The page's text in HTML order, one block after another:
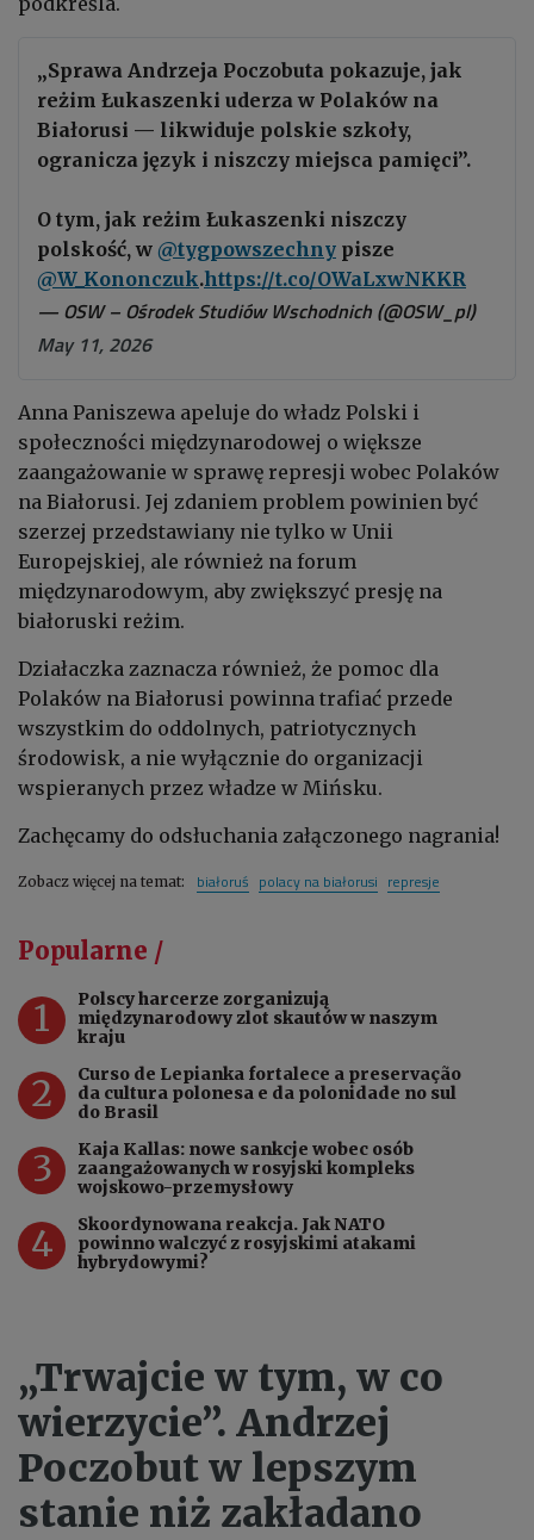
„Sprawa Andrzeja Poczobuta pokazuje, jak
reżim Łukaszenki uderza w Polaków na
Białorusi — likwiduje polskie szkoły,
ogranicza język i niszczy miejsca pamięci”.
O tym, jak reżim Łukaszenki niszczy
polskość, w @tygpowszechny pisze
@W_Kononczuk.https://t.co/OWaLxwNKKR
— OSW – Ośrodek Studiów Wschodnich (@OSW_pl)
May 11, 2026
Anna Paniszewa apeluje do władz Polski i
społeczności międzynarodowej o większe
zaangażowanie w sprawę represji wobec Polaków
na Białorusi. Jej zdaniem problem powinien być
szerzej przedstawiany nie tylko w Unii
Europejskiej, ale również na forum
międzynarodowym, aby zwiększyć presję na
białoruski reżim.
Działaczka zaznacza również, że pomoc dla
Polaków na Białorusi powinna trafiać przede
wszystkim do oddolnych, patriotycznych
środowisk, a nie wyłącznie do organizacji
wspieranych przez władze w Mińsku.
Zachęcamy do odsłuchania załączonego nagrania!
Zobacz więcej na temat: białoruś polacy na białorusi represje
Popularne /
1
Polscy harcerze zorganizują
międzynarodowy zlot skautów w naszym
kraju
2
Curso de Lepianka fortalece a preservação
da cultura polonesa e da polonidade no sul
do Brasil
3
Kaja Kallas: nowe sankcje wobec osób
zaangażowanych w rosyjski kompleks
wojskowo-przemysłowy
4
Skoordynowana reakcja. Jak NATO
powinno walczyć z rosyjskimi atakami
hybrydowymi?
„Trwajcie w tym, w co
wierzycie”. Andrzej
Poczobut w lepszym
stanie niż zakładano